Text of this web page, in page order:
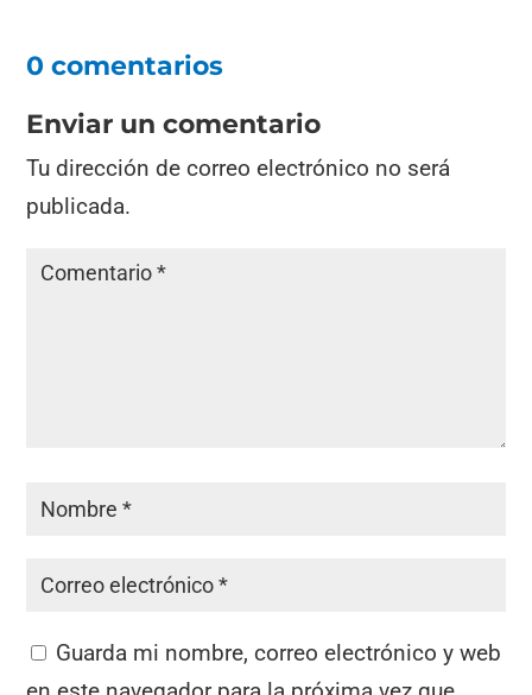
0 comentarios
Enviar un comentario
Tu dirección de correo electrónico no será
publicada.
Guarda mi nombre, correo electrónico y web